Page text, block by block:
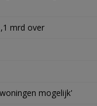
mrd over
mogelijk'